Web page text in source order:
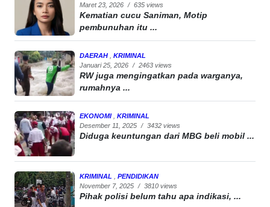
Maret 23, 2026 / 635 views
Kematian cucu Saniman, Motip
pembunuhan itu ...
DAERAH
KRIMINAL
Januari 25, 2026 / 2463 views
RW juga mengingatkan pada warganya,
rumahnya ...
EKONOMI
KRIMINAL
Desember 11, 2025 / 3432 views
Diduga keuntungan dari MBG beli mobil ...
KRIMINAL
PENDIDIKAN
November 7, 2025 / 3810 views
Pihak polisi belum tahu apa indikasi, ...